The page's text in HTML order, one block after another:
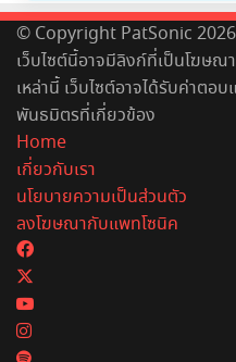
© Copyright PatSonic
เว็บไซต์นี้อาจมีลิงก์ที่เป็นโฆษ
เหล่านี้ เว็บไซต์อาจได้รับค่าตอ
พันธมิตรที่เกี่ยวข้อง
Home
เกี่ยวกับเรา
นโยบายความเป็นส่วนตัว
ลงโฆษณากับแพทโซนิค